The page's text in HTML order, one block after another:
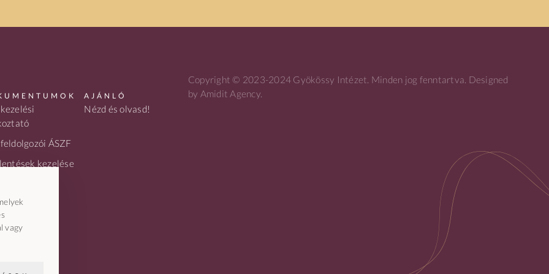
vagy
ÁSZF
kezelése
AJÁNLÓ
Nézd és olvasd!
Copyright © 2023-2024 Gyökössy Intézet. Minden jog fenntartva. Designed
by Amidit Agency.